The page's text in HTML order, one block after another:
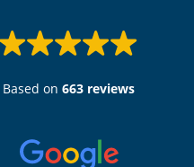
Based on 663 reviews